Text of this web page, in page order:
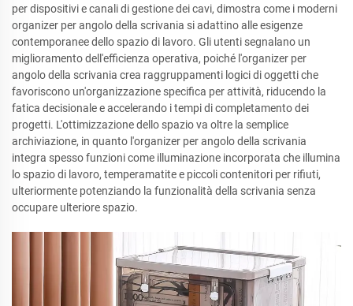
per dispositivi e canali di gestione dei cavi, dimostra come i moderni
organizer per angolo della scrivania si adattino alle esigenze
contemporanee dello spazio di lavoro. Gli utenti segnalano un
miglioramento dell'efficienza operativa, poiché l'organizer per
angolo della scrivania crea raggruppamenti logici di oggetti che
favoriscono un'organizzazione specifica per attività, riducendo la
fatica decisionale e accelerando i tempi di completamento dei
progetti. L'ottimizzazione dello spazio va oltre la semplice
archiviazione, in quanto l'organizer per angolo della scrivania
integra spesso funzioni come illuminazione incorporata che illumina
lo spazio di lavoro, temperamatite e piccoli contenitori per rifiuti,
ulteriormente potenziando la funzionalità della scrivania senza
occupare ulteriore spazio.